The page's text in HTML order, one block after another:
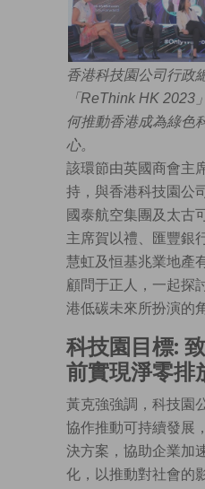
香港科技園公司行政
「ReThink HK 2023
何推動香港成為綠色
心。
該環節由英國商會主
持，與香港科技園公
國泰航空集團及太古
主席賀以禮、匯豐銀
慧虹及恒基兆業地產
顧問于正人，一起探
港低碳未來所扮演的
科技園目標:
前實現淨零排
黃克強強調，科技園
協作推動可持續發展
決方案，協助企業加
化，以推動對社會的